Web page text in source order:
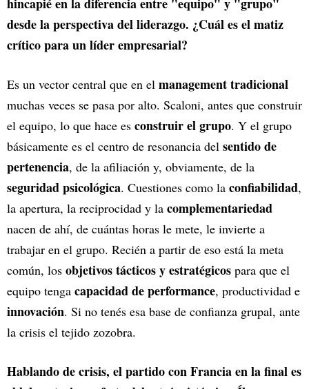
desde la perspectiva del liderazgo. ¿Cuál es el matiz
crítico para un líder empresarial?
Es un vector central que en el management tradicional
muchas veces se pasa por alto. Scaloni, antes que construir
el equipo, lo que hace es construir el grupo. Y el grupo
básicamente es el centro de resonancia del sentido de
pertenencia, de la afiliación y, obviamente, de la
seguridad psicológica. Cuestiones como la confiabilidad,
la apertura, la reciprocidad y la complementariedad
nacen de ahí, de cuántas horas le mete, le invierte a
trabajar en el grupo. Recién a partir de eso está la meta
común, los objetivos tácticos y estratégicos para que el
equipo tenga capacidad de performance, productividad e
innovación. Si no tenés esa base de confianza grupal, ante
la crisis el tejido zozobra.
Hablando de crisis, el partido con Francia en la final es